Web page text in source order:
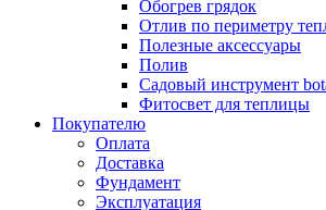
Обогрев грядок
Отлив по периметру
Полезные аксессуары
Полив
Садовый инструмент
Фитосвет для теплицы
Покупателю
Оплата
Доставка
Фундамент
Эксплуатация